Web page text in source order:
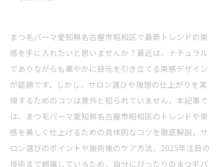
まつ毛パーマ愛知県名古屋市昭和区で最新トレンドの束
感を手に入れたいと思いませんか？最近は、ナチュラル
でありながらも華やかに目元を引き立てる束感デザイン
が話題です。しかし、サロン選びや理想の仕上がりを実
現するためのコツは意外と知られていません。本記事で
は、まつ毛パーマ愛知県名古屋市昭和区のトレンドや束
感を美しく仕上げるための具体的なコツを徹底解説。サ
ロン選びのポイントや施術後のケア方法、2025年注目の
技術まで網羅しているため、自分にぴったりのまつ毛パ